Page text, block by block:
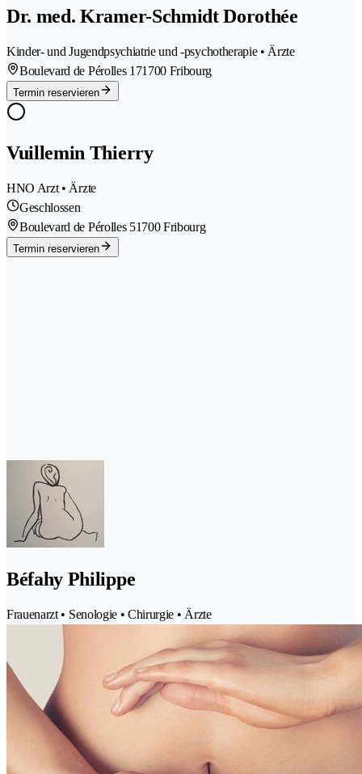
Dr. med. Kramer-Schmidt Dorothée
Kinder- und Jugendpsychiatrie und -psychotherapie • Ärzte
Boulevard de Pérolles 171700 Fribourg
Termin reservieren
Vuillemin Thierry
HNO Arzt • Ärzte
Geschlossen
Boulevard de Pérolles 51700 Fribourg
Termin reservieren
Béfahy Philippe
Frauenarzt • Senologie • Chirurgie • Ärzte